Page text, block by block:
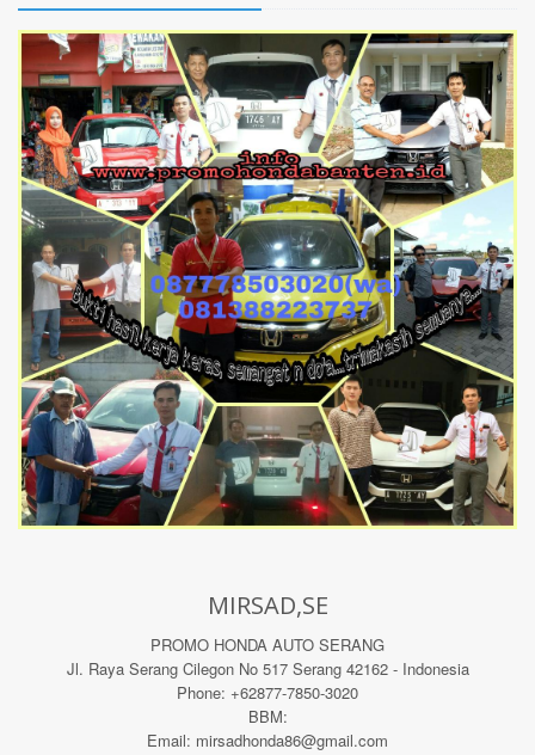
MIRSAD,SE
PROMO HONDA AUTO SERANG
Jl. Raya Serang Cilegon No 517 Serang 42162 - Indonesia
Phone: +62877-7850-3020
BBM:
Email: mirsadhonda86@gmail.com